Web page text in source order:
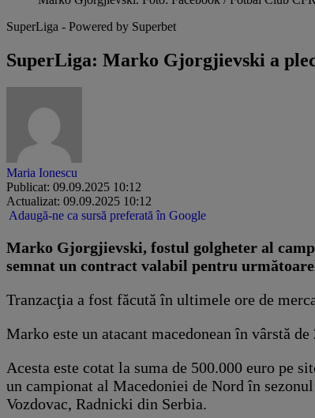
SuperLiga - Powered by Superbet
SuperLiga: Marko Gjorgjievski a
Maria Ionescu
Publicat: 09.09.2025 10:12
Actualizat: 09.09.2025 10:12
Adaugă-ne ca sursă preferată în Google
Marko Gjorgjievski, fostul golgheter al
semnat un contract valabil pentru
Tranzacţia a fost făcută în ultimele ore de
Marko este un atacant macedonean în vârstă
Acesta este cotat la suma de 500.000 euro pe
un campionat al Macedoniei de Nord în
Vozdovac, Radnicki din Serbia.